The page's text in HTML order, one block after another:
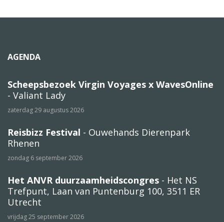
AGENDA
Scheepsbezoek Virgin Voyages x WavesOnline
- Valiant Lady
zaterdag 29 augustus 2026
Reisbizz Festival - Ouwehands Dierenpark
Rhenen
zondag 6 september 2026
Het ANVR duurzaamheidscongres - Het NS
Trefpunt, Laan van Puntenburg 100, 3511 ER
Utrecht
vrijdag 25 september 2026